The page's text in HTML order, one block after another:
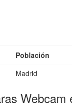
Población
Madrid
Webcam